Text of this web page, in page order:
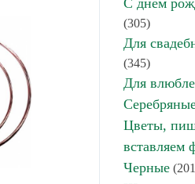
С днем
(305)
Для
(345)
Для
Цветы,
вставляем
Черные